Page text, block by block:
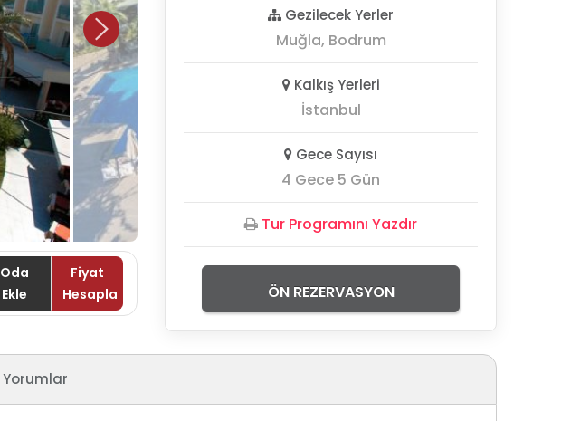
Oda
Ekle
Fiyat
Hesapla
Gezilecek Yerler
Muğla, Bodrum
Kalkış Yerleri
İstanbul
Gece Sayısı
4 Gece 5 Gün
Tur Programını Yazdır
ÖN REZERVASYON
Yorumlar